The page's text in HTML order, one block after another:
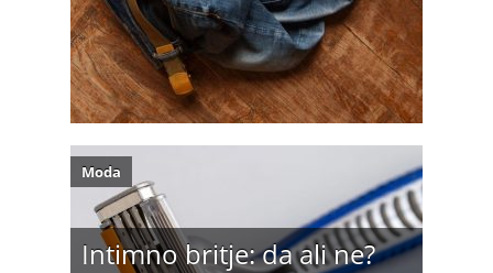
Intimno britje: da ali ne?
Moda